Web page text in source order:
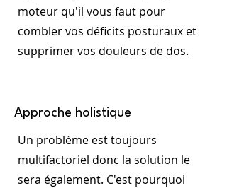
moteur qu'il vous faut pour
combler vos déficits posturaux et
supprimer vos douleurs de dos.
Approche holistique
Un problème est toujours
multifactoriel donc la solution le
sera également. C'est pourquoi